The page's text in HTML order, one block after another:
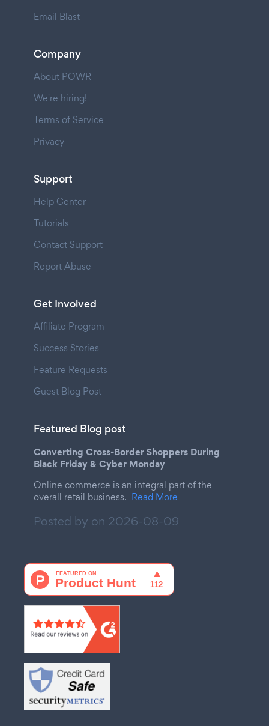
Email Blast
Company
About POWR
We're hiring!
Terms of Service
Privacy
Support
Help Center
Tutorials
Contact Support
Report Abuse
Get Involved
Affiliate Program
Success Stories
Feature Requests
Guest Blog Post
Featured Blog post
Converting Cross-Border Shoppers During
Black Friday & Cyber Monday
Online commerce is an integral part of the
overall retail business. Read More
Posted by on 2026-08-09